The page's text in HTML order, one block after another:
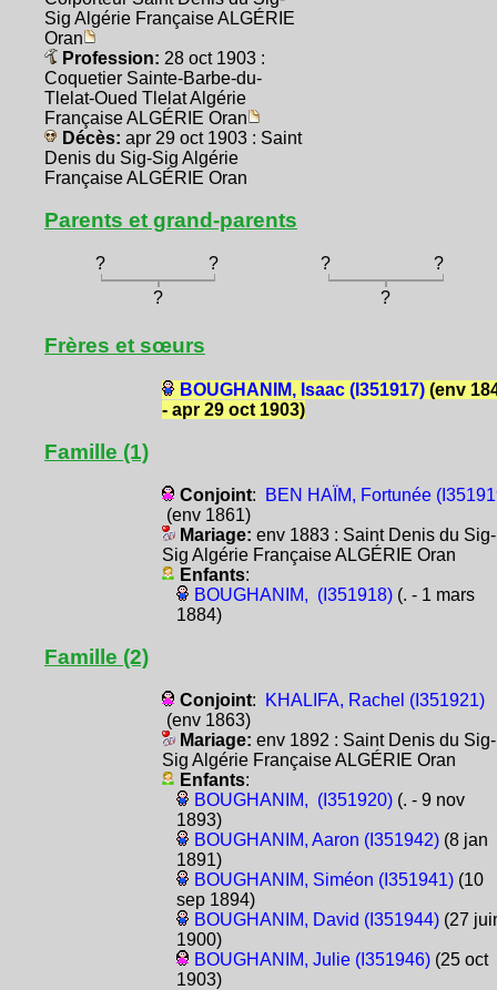
Sig Algérie Française ALGÉRIE
Oran
Profession: 28 oct 1903 :
Coquetier Sainte-Barbe-du-
Tlelat-Oued Tlelat Algérie
Française ALGÉRIE Oran
Décès: apr 29 oct 1903 : Saint
Denis du Sig-Sig Algérie
Française ALGÉRIE Oran
Parents et grand-parents
? ? ?
?
?
?
Frères et sœurs
BOUGHANIM, Isaac (I351917)(env
- apr 29 oct 1903)
Famille (1)
Conjoint:
BEN HAÏM, Fortunée
(env 1861)
Mariage: env 1883 : Saint Denis du Sig-
Sig Algérie Française ALGÉRIE Oran
Enfants:
BOUGHANIM, (I351918)(. - 1 mars
1884)
Famille (2)
Conjoint:
KHALIFA, Rachel (I351921)
(env 1863)
Mariage: env 1892 : Saint Denis du Sig-
Sig Algérie Française ALGÉRIE Oran
Enfants:
BOUGHANIM, (I351920)(. - 9 nov
1893)
BOUGHANIM, Aaron (I351942)(8 jan
1891)
BOUGHANIM, Siméon (I351941)(10
sep 1894)
BOUGHANIM, David (I351944)(27
1900)
BOUGHANIM, Julie (I351946)(25 oct
1903)